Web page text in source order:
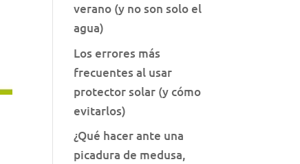
verano (y no son solo el
agua)
Los errores más
frecuentes al usar
protector solar (y cómo
evitarlos)
¿Qué hacer ante una
picadura de medusa,